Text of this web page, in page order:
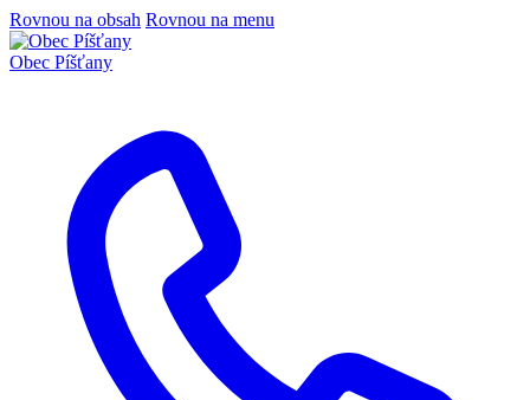
Rovnou na obsah Rovnou na menu
Obec Píšťany